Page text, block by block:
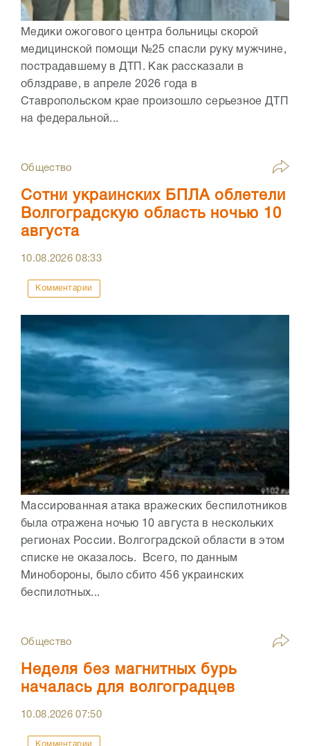
Медики ожогового центра больницы скорой
медицинской помощи №25 спасли руку мужчине,
пострадавшему в ДТП. Как рассказали в
облздраве, в апреле 2026 года в
Ставропольском крае произошло серьезное ДТП
на федеральной...
Общество
Сотни украинских БПЛА облетели
Волгоградскую область ночью 10
августа
10.08.202608:33
Комментарии
Массированная атака вражеских беспилотников
была отражена ночью 10 августа в нескольких
регионах России. Волгоградской области в этом
списке не оказалось. Всего, по данным
Минобороны, было сбито 456 украинских
беспилотных...
Общество
Неделя без магнитных бурь
началась для волгоградцев
10.08.202607:50
Комментарии